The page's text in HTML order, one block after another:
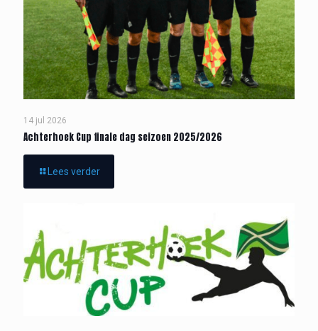
14 jul 2026
Achterhoek Cup finale dag seizoen 2025/2026
Lees verder